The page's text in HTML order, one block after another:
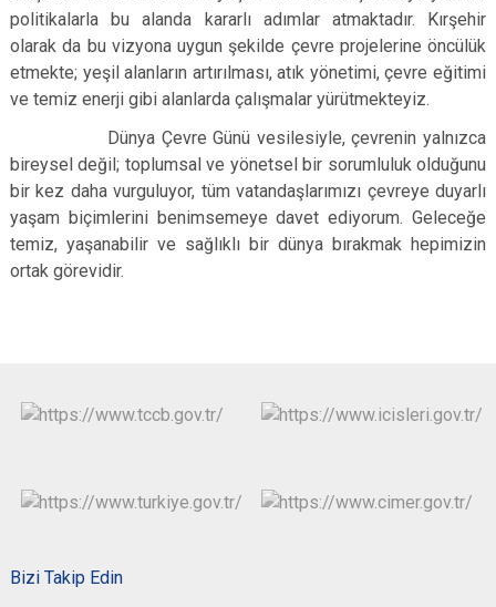
politikalarla bu alanda kararlı adımlar atmaktadır. Kırşehir
olarak da bu vizyona uygun şekilde çevre projelerine öncülük
etmekte; yeşil alanların artırılması, atık yönetimi, çevre eğitimi
ve temiz enerji gibi alanlarda çalışmalar yürütmekteyiz.
Dünya Çevre Günü vesilesiyle, çevrenin yalnızca
bireysel değil; toplumsal ve yönetsel bir sorumluluk olduğunu
bir kez daha vurguluyor, tüm vatandaşlarımızı çevreye duyarlı
yaşam biçimlerini benimsemeye davet ediyorum. Geleceğe
temiz, yaşanabilir ve sağlıklı bir dünya bırakmak hepimizin
ortak görevidir.
Bizi Takip Edin